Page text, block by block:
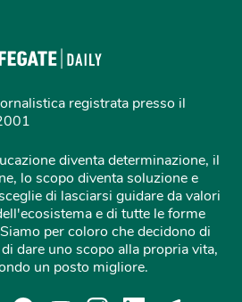
registrata presso il
diventa determinazione, il
lo scopo diventa soluzione e
di lasciarsi guidare da valori
e di tutte le forme
per coloro che decidono di
dare uno scopo alla propria vita,
un posto migliore.